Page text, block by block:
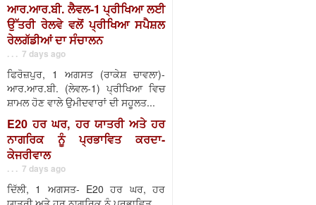
ਆਰ.ਆਰ.ਬੀ. ਲੈਵਲ-1 ਪ੍ਰੀਖਿਆ ਲਈ
ਉੱਤਰੀ ਰੇਲਵੇ ਵਲੋਂ ਪ੍ਰੀਖਿਆ ਸਪੈਸ਼ਲ
ਰੇਲਗੱਡੀਆਂ ਦਾ ਸੰਚਾਲਨ
. . . 7 days ago
ਫਿਰੋਜ਼ਪੁਰ, 1 ਅਗਸਤ (ਰਾਕੇਸ਼ ਚਾਵਲਾ)-
ਆਰ.ਆਰ.ਬੀ. (ਲੇਵਲ-1) ਪ੍ਰੀਖਿਆ ਵਿਚ
ਸ਼ਾਮਲ ਹੋਣ ਵਾਲੇ ਉਮੀਦਵਾਰਾਂ ਦੀ ਸਹੂਲਤ...
E20 ਹਰ ਘਰ, ਹਰ ਯਾਤਰੀ ਅਤੇ ਹਰ
ਨਾਗਰਿਕ ਨੂੰ ਪ੍ਰਭਾਵਿਤ ਕਰਦਾ-
ਕੇਜਰੀਵਾਲ
. . . 7 days ago
ਦਿੱਲੀ, 1 ਅਗਸਤ- E20 ਹਰ ਘਰ, ਹਰ